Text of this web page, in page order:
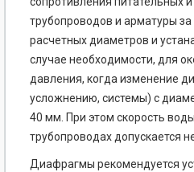
трубопроводов и арматуры
расчетных диаметров и
случае необходимости, для
давления, когда изменение
усложнению, системы) с
40 мм. При этом скорость
трубопроводах допускается
Диафрагмы рекомендуется